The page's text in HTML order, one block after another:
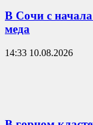
В Сочи с начала
меда
14:33 10.08.2026